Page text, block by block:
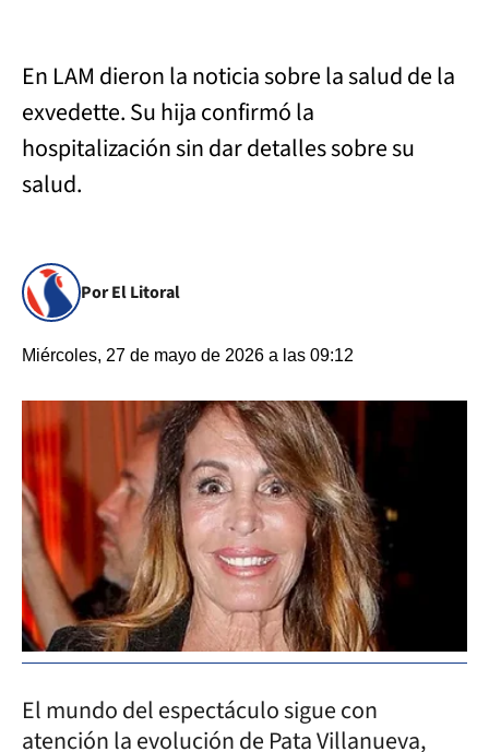
En LAM dieron la noticia sobre la salud de la
exvedette. Su hija confirmó la
hospitalización sin dar detalles sobre su
salud.
Por El Litoral
Miércoles, 27 de mayo de 2026 a las 09:12
El mundo del espectáculo sigue con
atención la evolución de Pata Villanueva,